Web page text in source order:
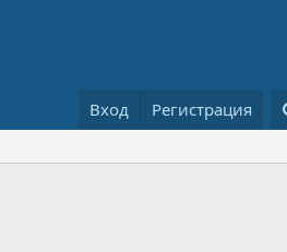
Вход Регистрация